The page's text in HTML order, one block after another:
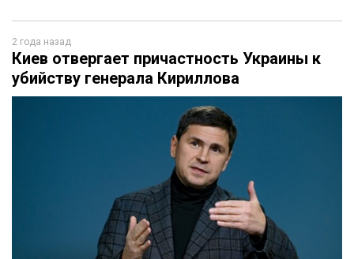
2 года назад
Киев отвергает причастность Украины к
убийству генерала Кириллова